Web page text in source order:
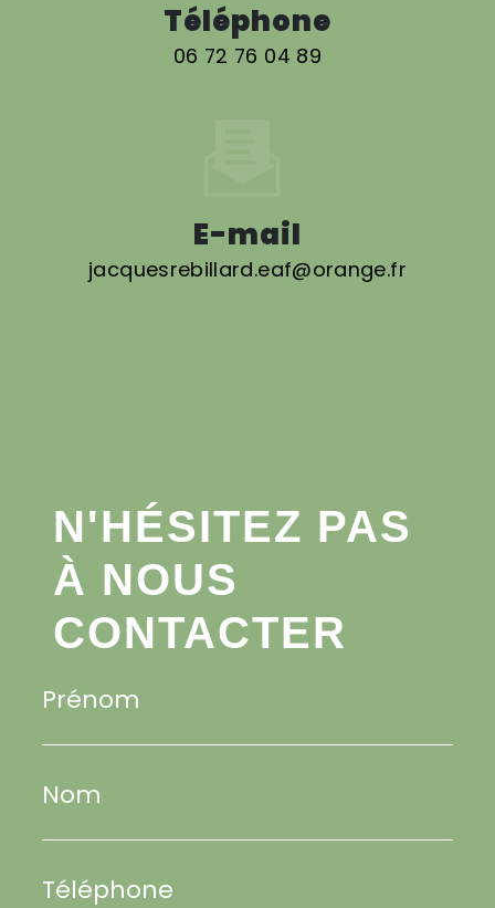
Téléphone
06 72 76 04 89
E-mail
jacquesrebillard.eaf@orange.fr
N'HÉSITEZ PAS
À NOUS
CONTACTER
Prénom
Nom
Téléphone